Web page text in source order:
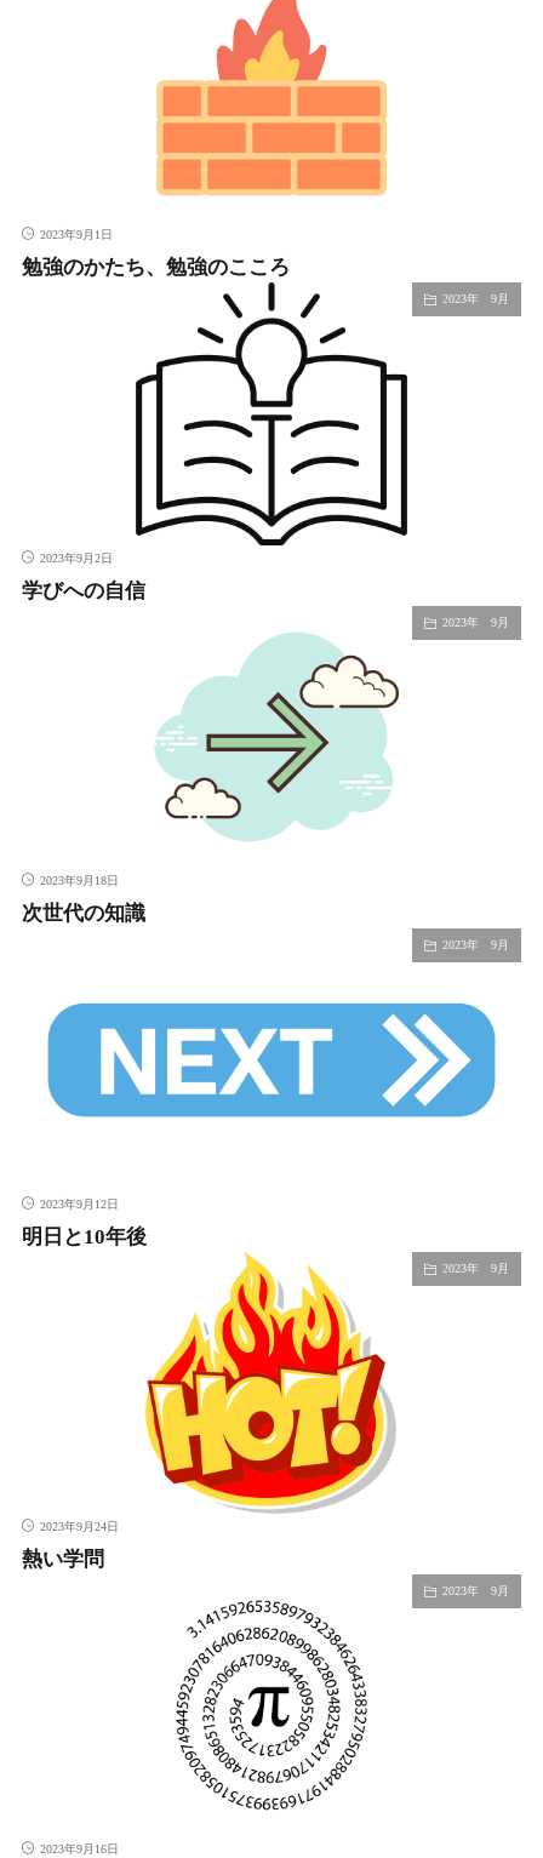
2023年9月1日
勉強のかたち、勉強のこころ
2023年 9月
2023年9月2日
学びへの自信
2023年 9月
2023年9月18日
次世代の知識
2023年 9月
2023年9月12日
明日と10年後
2023年 9月
2023年9月24日
熱い学問
2023年 9月
2023年9月16日